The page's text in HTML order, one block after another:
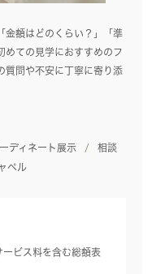
金額はどのくらい？」「準
めての見学におすすめのフ
質問や不安に丁寧に寄り添
ディネート展示
相談
ペル
ビス料を含む総額表